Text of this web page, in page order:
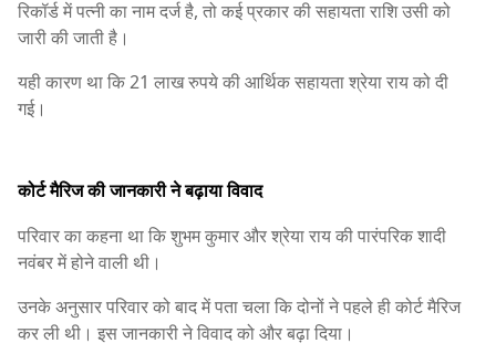
रिकॉर्ड में पत्नी का नाम दर्ज है, तो कई प्रकार की सहायता राशि उसी को
जारी की जाती है।
यही कारण था कि 21 लाख रुपये की आर्थिक सहायता श्रेया राय को दी
गई।
कोर्ट मैरिज की जानकारी ने बढ़ाया विवाद
परिवार का कहना था कि शुभम कुमार और श्रेया राय की पारंपरिक शादी
नवंबर में होने वाली थी।
उनके अनुसार परिवार को बाद में पता चला कि दोनों ने पहले ही कोर्ट मैरिज
कर ली थी। इस जानकारी ने विवाद को और बढ़ा दिया।